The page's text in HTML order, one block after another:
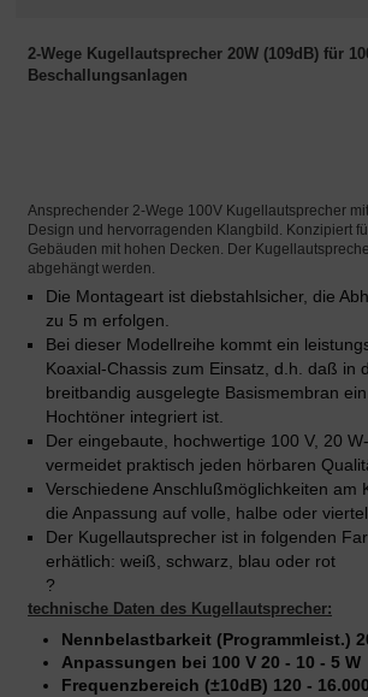
2-Wege Kugellautsprecher 20W (109dB) für
Beschallungsanlagen
Ansprechender 2-Wege 100V Kugellautsprecher
Design und hervorragenden Klangbild. Konzipiert
Gebäuden mit hohen Decken. Der
abgehängt werden.
Die Montageart ist diebstahlsicher, die
zu 5 m erfolgen.
Bei dieser Modellreihe kommt ein
Koaxial-Chassis zum Einsatz, d.h. daß in
breitbandig ausgelegte Basismembran
Hochtöner integriert ist.
Der eingebaute, hochwertige 100 V, 20
vermeidet praktisch jeden hörbaren
Verschiedene Anschlußmöglichkeiten am
die Anpassung auf volle, halbe oder viertel
Der Kugellautsprecher ist in folgenden
erhätlich: weiß, schwarz, blau oder rot
?
technische Daten des Kugellautsprecher:
Nennbelastbarkeit (Programmleist.)
Anpassungen bei 100 V 20 - 10 - 5 W
Frequenzbereich (±10dB) 120 -